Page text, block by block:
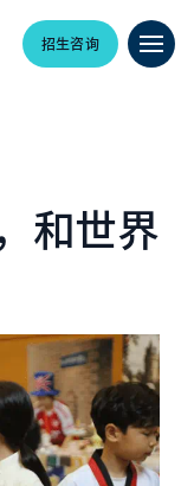
招生咨询
和世界